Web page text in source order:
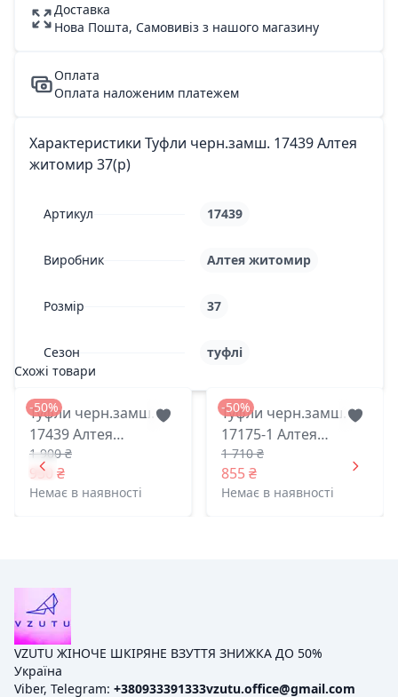
Доставка
Нова Пошта, Самовивіз з нашого магазину
Оплата
Оплата наложеним платежем
Характеристики Туфли черн.замш. 17439 Алтея
житомир 37(р)
Артикул 17439
Виробник Алтея житомир
Розмір 37
Сезон
туфлі
Схожі товари
-50%
Туфли черн.замш.
17439 Алтея
житомир 38(р)
1 900 ₴
950 ₴
Немає в наявності
-50%
Туфли черн.замш.
17175-1 Алтея
житомир 37(р)
1 710 ₴
855 ₴
Немає в наявності
VZUTU ЖІНОЧЕ ШКІРЯНЕ ВЗУТТЯ ЗНИЖКА ДО 50%
Україна
Viber, Telegram: +380933391333vzutu.office@gmail.com